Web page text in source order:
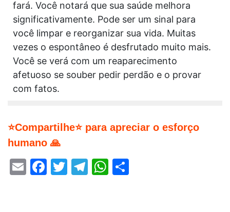
fará. Você notará que sua saúde melhora
significativamente. Pode ser um sinal para
você limpar e reorganizar sua vida. Muitas
vezes o espontâneo é desfrutado muito mais.
Você se verá com um reaparecimento
afetuoso se souber pedir perdão e o provar
com fatos.
⭐Compartilhe⭐ para apreciar o esforço
humano 🙏
EmailFacebook
Twitter
Telegram
WhatsApp